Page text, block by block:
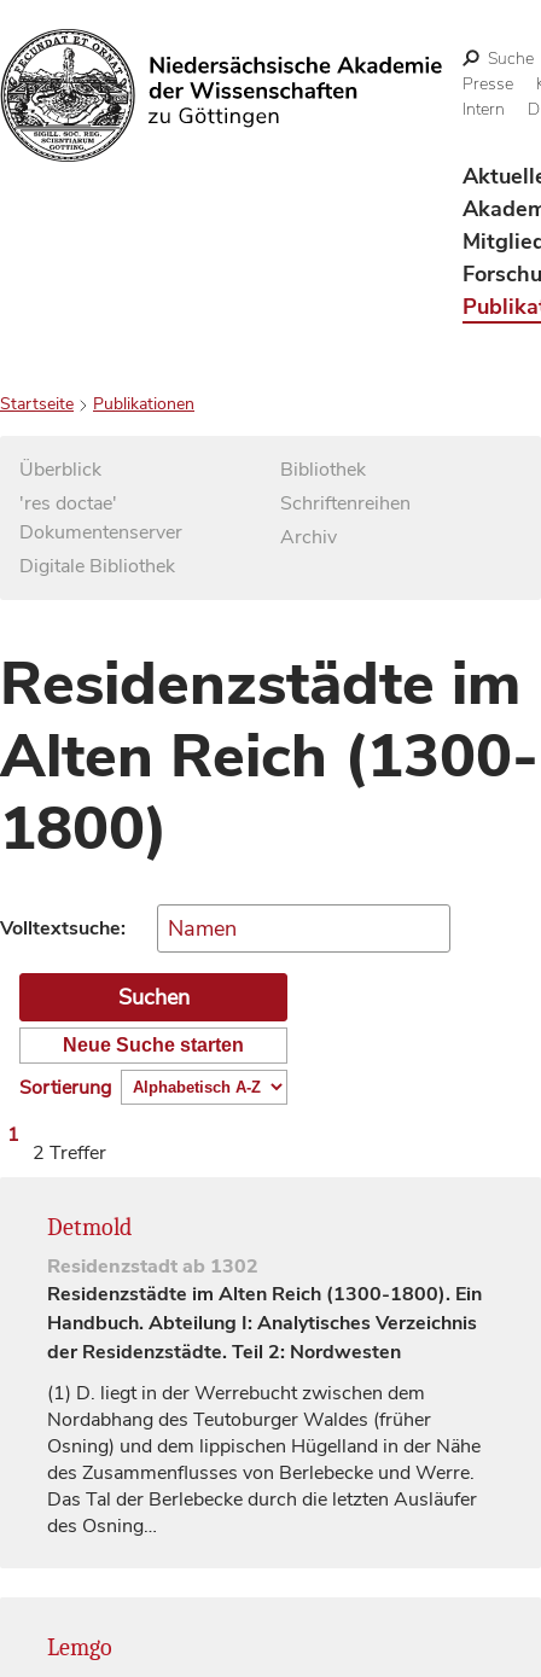
Suchen
Suche
Presse
Intern
Startseite Publikationen
Überblick
'res doctae'
Dokumentenserver
Digitale Bibliothek
Bibliothek
Schriftenreihen
Archiv
Residenzstädte im
Alten Reich (1300-
1800)
Volltextsuche:
Neue Suche starten
Sortierung
1
2 Treffer
Detmold
Residenzstadtab 1302
Residenzstädte im Alten Reich (1300-1800). Ein
Handbuch. Abteilung I: Analytisches Verzeichnis
der Residenzstädte. Teil 2: Nordwesten
(1) D. liegt in der Werrebucht zwischen dem
Nordabhang des Teutoburger Waldes (früher
Osning) und dem lippischen Hügelland in der Nähe
des Zusammenflusses von Berlebecke und Werre.
Das Tal der Berlebecke durch die letzten Ausläufer
des Osning…
Lemgo